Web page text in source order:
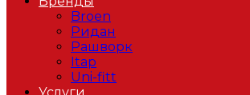
Broen
Ридан
Рашворк
Itap
Uni-fitt